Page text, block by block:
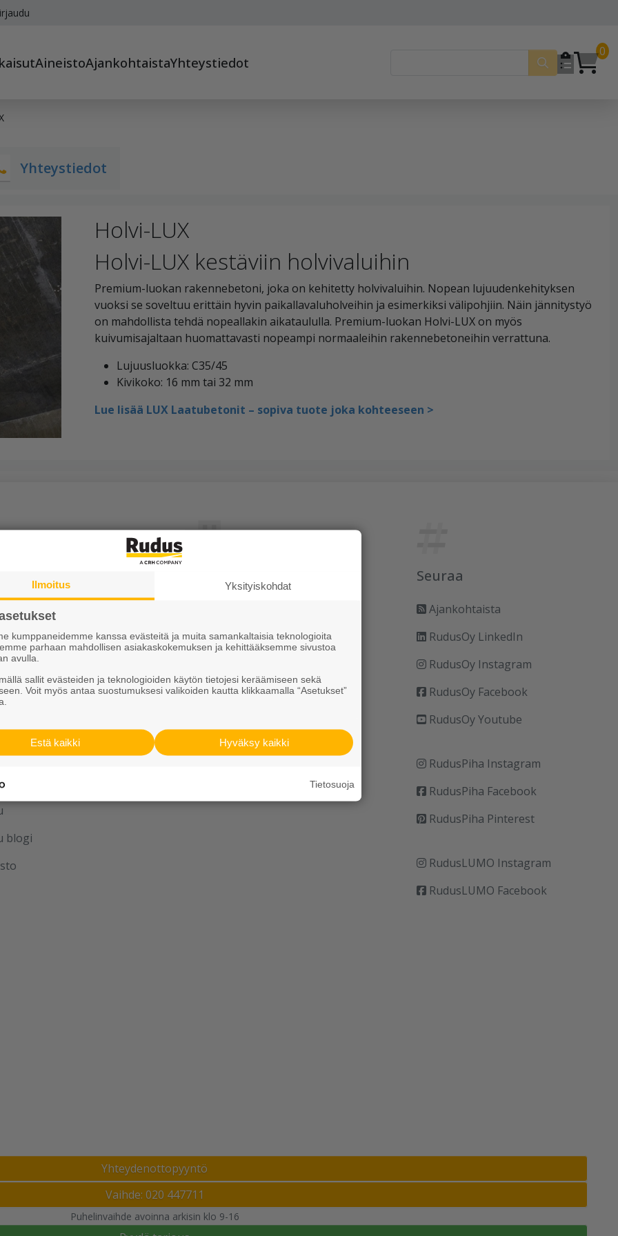
AineistoAjankohtaistaYhteystiedot
0
Yhteystiedot
Holvi-LUX
Holvi-LUX kestäviin holvivaluihin
Premium-luokan rakennebetoni, joka on kehitetty holvivaluihin. Nopean lujuudenkehityksen
vuoksi se soveltuu erittäin hyvin paikallavaluholveihin ja esimerkiksi välipohjiin. Näin jännitystyö
on mahdollista tehdä nopeallakin aikataululla. Premium-luokan Holvi-LUX on myös
kuivumisajaltaan huomattavasti nopeampi normaaleihin rakennebetoneihin verrattuna.
Lujuusluokka: C35/45
Kivikoko: 16 mm tai 32 mm
Lue lisää LUX Laatubetonit – sopiva tuote joka kohteeseen >
yhdessä
blogi
Palvelut
Vastuullisuus
Seuraa
Ajankohtaista
RudusOy LinkedIn
RudusOy Instagram
RudusOy Facebook
RudusOy Youtube
RudusPiha Instagram
RudusPiha Facebook
RudusPiha Pinterest
RudusLUMO Instagram
RudusLUMO Facebook
Yhteydenottopyyntö
Vaihde: 020 447711
Puhelinvaihde avoinna arkisin klo 9-16
Ilmoitus Yksityiskohdat
kumppaneidemme kanssa evästeitä ja muita samankaltaisia teknologioita
parhaan mahdollisen asiakaskokemuksen ja kehittääksemme sivustoa
avulla.
sallit evästeiden ja teknologioiden käytön tietojesi keräämiseen sekä
Voit myös antaa suostumuksesi valikoiden kautta klikkaamalla “Asetukset”
Hyväksy kaikki
Estä kaikki
Tietosuoja